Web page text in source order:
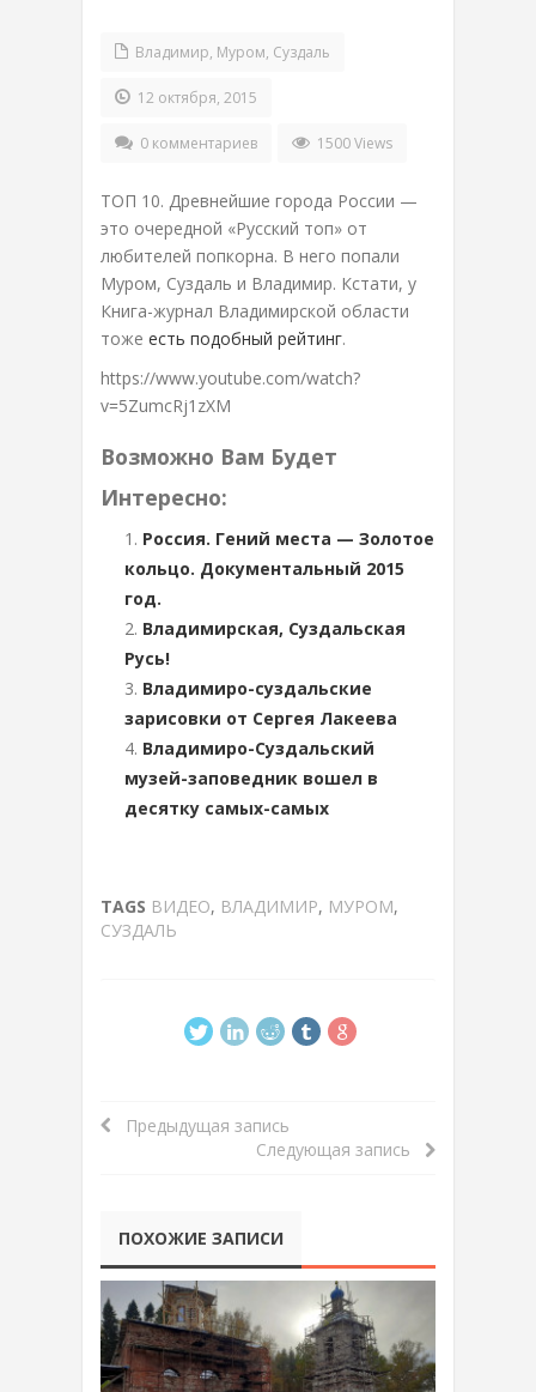
Владимир, Муром, Суздаль
12 октября, 2015
0 комментариев 1500 Views
ТОП 10. Древнейшие города России —
это очередной «Русский топ» от
любителей попкорна. В него попали
Муром, Суздаль и Владимир. Кстати, у
Книга-журнал Владимирской области
тоже есть подобный рейтинг.
https://www.youtube.com/watch?
v=5ZumcRj1zXM
Возможно Вам Будет
Интересно:
Россия. Гений места — Золотое
кольцо. Документальный 2015
год.
Владимирская, Суздальская
Русь!
Владимиро-суздальские
зарисовки от Сергея Лакеева
Владимиро-Суздальский
музей-заповедник вошел в
десятку самых-самых
TAGS ВИДЕО, ВЛАДИМИР, МУРОМ,
СУЗДАЛЬ
Предыдущая запись
Следующая запись
ПОХОЖИЕ ЗАПИСИ